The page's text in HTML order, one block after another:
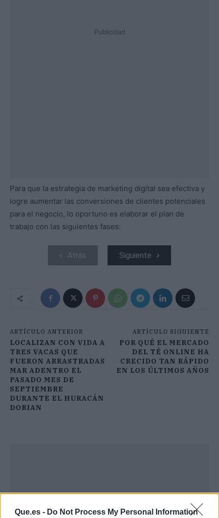
Que.es - Do Not Process My Personal Information
Publicidad
Para que la estrategia de marketing digital sea efectiva y
logre aumentar las conversiones de clientes potenciales
para el negocio, lo oportuno es elaborar el plan de
trabajo con las siguientes fases:
Atrás Siguiente
ARTÍCULO ANTERIOR
LOCALIZAN CON VIDA A
TRES VACAS QUE
FUERON ARRASTRADAS
MAR ADENTRO EL
PASADO MES DE
SEPTIEMBRE
DURANTE EL HURACÁN
DORIAN
ARTÍCULO SIGUIENTE
POR QUÉ EL MERCADO
DEL TÉ ONLINE HA
CRECIDO TAN RÁPIDO
EN LOS ÚLTIMOS AÑOS